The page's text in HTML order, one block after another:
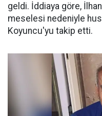
geldi. İddiaya göre, İlhan
meselesi nedeniyle
Koyuncu'yu takip etti.